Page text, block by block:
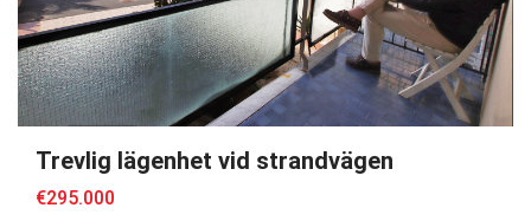
Trevlig lägenhet vid strandvägen
€295.000